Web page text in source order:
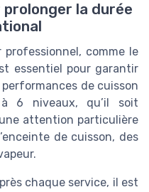
la durée
professionnel, comme le
essentiel pour garantir
de cuisson
6 niveaux, qu’il soit
attention particulière
de cuisson, des
chaque service, il est